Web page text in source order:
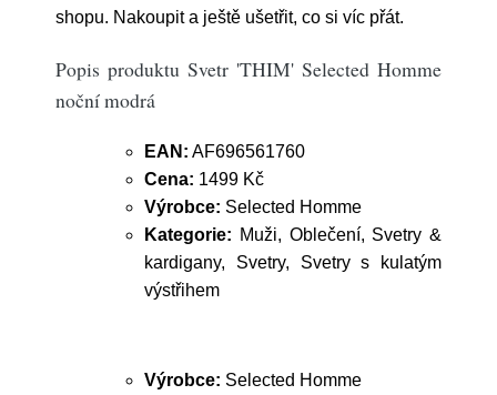
shopu. Nakoupit a ještě ušetřit, co si víc přát.
Popis produktu Svetr 'THIM' Selected Homme
noční modrá
EAN: AF696561760
Cena: 1499 Kč
Výrobce: Selected Homme
Kategorie: Muži, Oblečení, Svetry &
kardigany, Svetry, Svetry s kulatým
výstřihem
Výrobce: Selected Homme